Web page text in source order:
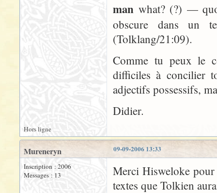
man what? (?) —
obscure dans un
(Tolklang/21:09).
Comme tu peux le
difficiles à concilier
adjectifs possessifs,
Didier.
Hors ligne
09-09-2006 13:33
Mureneryn
Inscription : 2006
Messages : 13
Merci Hisweloke pour
textes que Tolkien